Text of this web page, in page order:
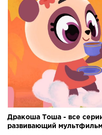
Дракоша Тоша - все
развивающий